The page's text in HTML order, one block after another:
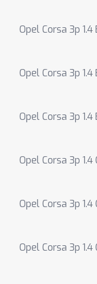
Opel Corsa 3p
Opel Corsa 3p
Opel Corsa 3p
Opel Corsa 3p
Opel Corsa 3p
Opel Corsa 3p